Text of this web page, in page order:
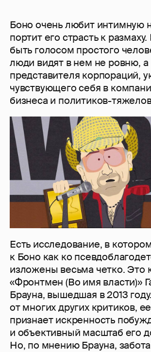
Боно очень любит интимную
портит его страсть к
быть голосом простого
люди видят в нем не ровню, а
представителя корпораций,
чувствующего себя в
бизнеса и политиков-
Есть исследование, в
к Боно как ко
изложены весьма четко. Это
«Фронтмен (Во имя власти)»
Брауна, вышедшая в 2013
от многих других критиков,
признает искренность
и объективный масштаб его
Но, по мнению Брауна,